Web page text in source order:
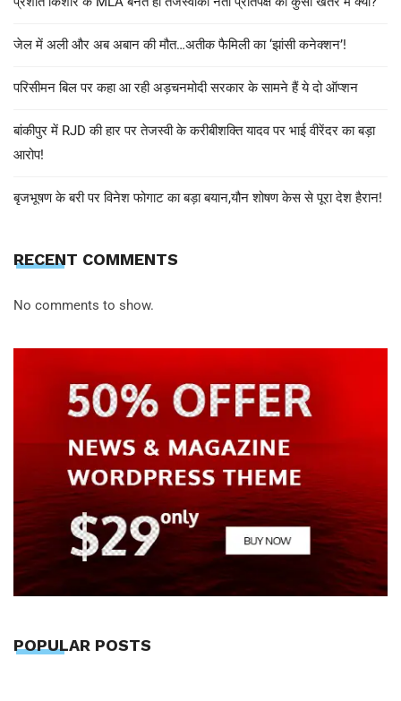
जेल में अली और अब अबान की मौत…अतीक फैमिली का ‘झांसी कनेक्शन’!
परिसीमन बिल पर कहा आ रही अड़चनमोदी सरकार के सामने हैं ये दो ऑप्शन
बांकीपुर में RJD की हार पर तेजस्वी के करीबीशक्ति यादव पर भाई वीरेंदर का बड़ा
आरोप!
बृजभूषण के बरी पर विनेश फोगाट का बड़ा बयान,यौन शोषण केस से पूरा देश हैरान!
RECENT COMMENTS
No comments to show.
POPULAR POSTS